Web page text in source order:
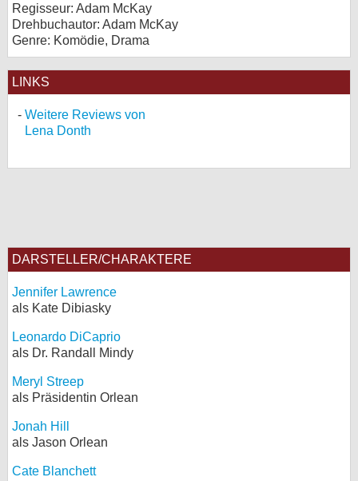
Regisseur: Adam McKay
Drehbuchautor: Adam McKay
Genre: Komödie, Drama
LINKS
Weitere Reviews von
Lena Donth
DARSTELLER/CHARAKTERE
Jennifer Lawrence
als Kate Dibiasky
Leonardo DiCaprio
als Dr. Randall Mindy
Meryl Streep
als Präsidentin Orlean
Jonah Hill
als Jason Orlean
Cate Blanchett